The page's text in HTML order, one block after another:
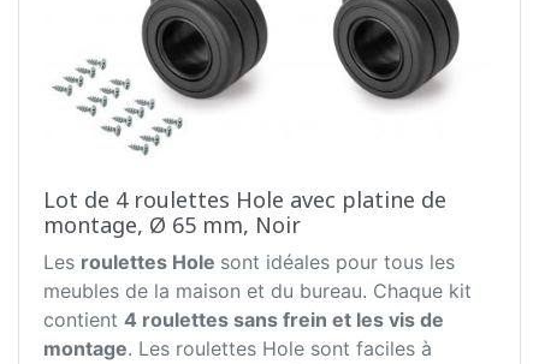
Lot de 4 roulettes Hole avec platine de
montage, Ø 65 mm, Noir
Les roulettes Hole sont idéales pour tous les
meubles de la maison et du bureau. Chaque kit
contient 4 roulettes sans frein et les vis de
montage. Les roulettes Hole sont faciles à